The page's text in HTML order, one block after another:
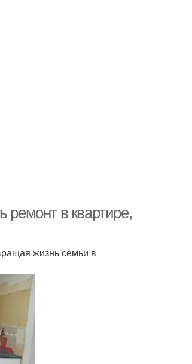
ремонт в квартире,
жизнь семьи в